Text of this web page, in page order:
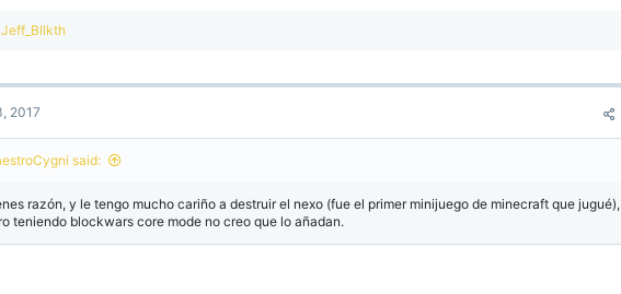
R
c
i
o
s
Jeff_Bllkth
2017
said:
razón, y le tengo mucho cariño a destruir el nexo (fue el primer minijuego de minecraft que jugué),
teniendo blockwars core mode no creo que lo añadan.